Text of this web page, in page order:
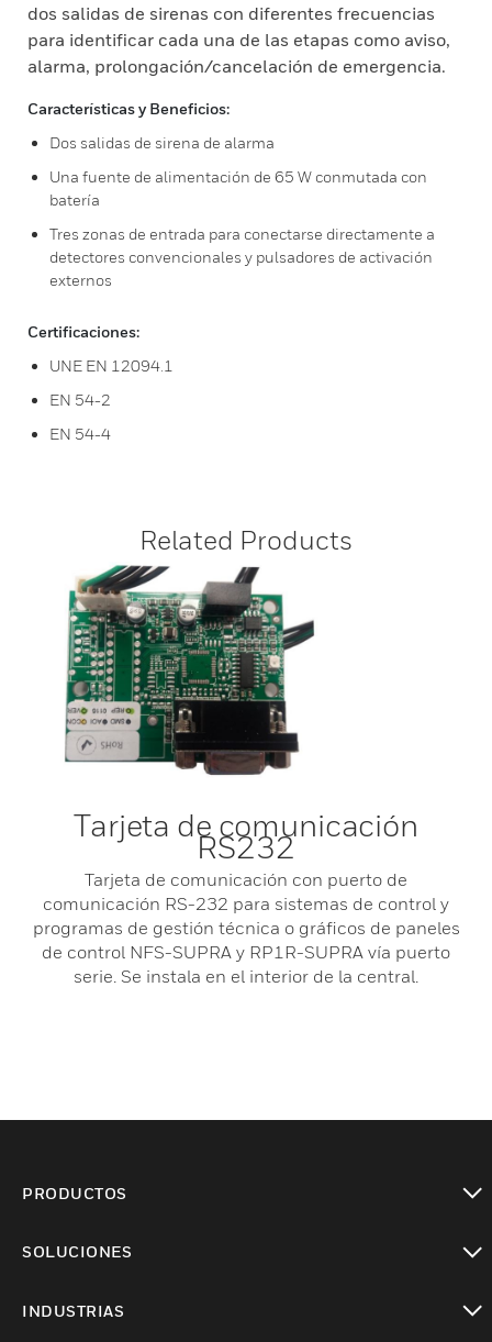
dos salidas de sirenas con diferentes frecuencias
para identificar cada una de las etapas como aviso,
alarma, prolongación/cancelación de emergencia.
Características y Beneficios:
Dos salidas de sirena de alarma
Una fuente de alimentación de 65 W conmutada con
batería
Tres zonas de entrada para conectarse directamente a
detectores convencionales y pulsadores de activación
externos
Certificaciones:
UNE EN 12094.1
EN 54-2
EN 54-4
Related Products
Tarjeta de comunicación
RS232
Tarjeta de comunicación con puerto de
comunicación RS-232 para sistemas de control y
programas de gestión técnica o gráficos de paneles
de control NFS-SUPRA y RP1R-SUPRA vía puerto
serie. Se instala en el interior de la central.
PRODUCTOS
SOLUCIONES
INDUSTRIAS